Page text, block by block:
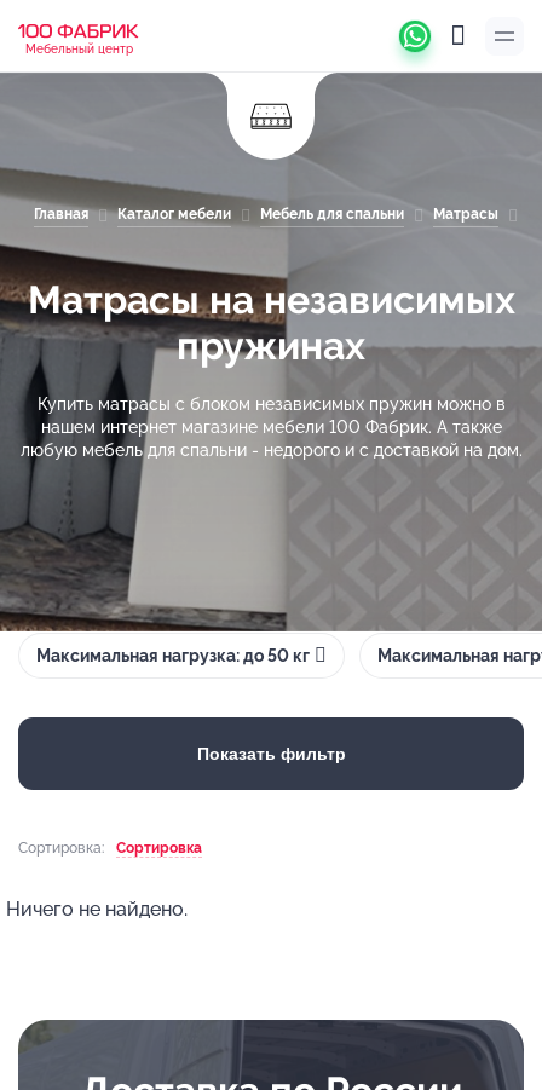
Мебельный центр
Главная Каталог мебели Мебель для спальни Матрасы
Матрасы на независимых
пружинах
Купить матрасы с блоком независимых пружин можно в
нашем интернет магазине мебели 100 Фабрик. А также
любую мебель для спальни - недорого и с доставкой на дом.
Максимальная нагрузка: до 50 кг Максимальная
Показать фильтр
Сортировка: Сортировка
Ничего не найдено.